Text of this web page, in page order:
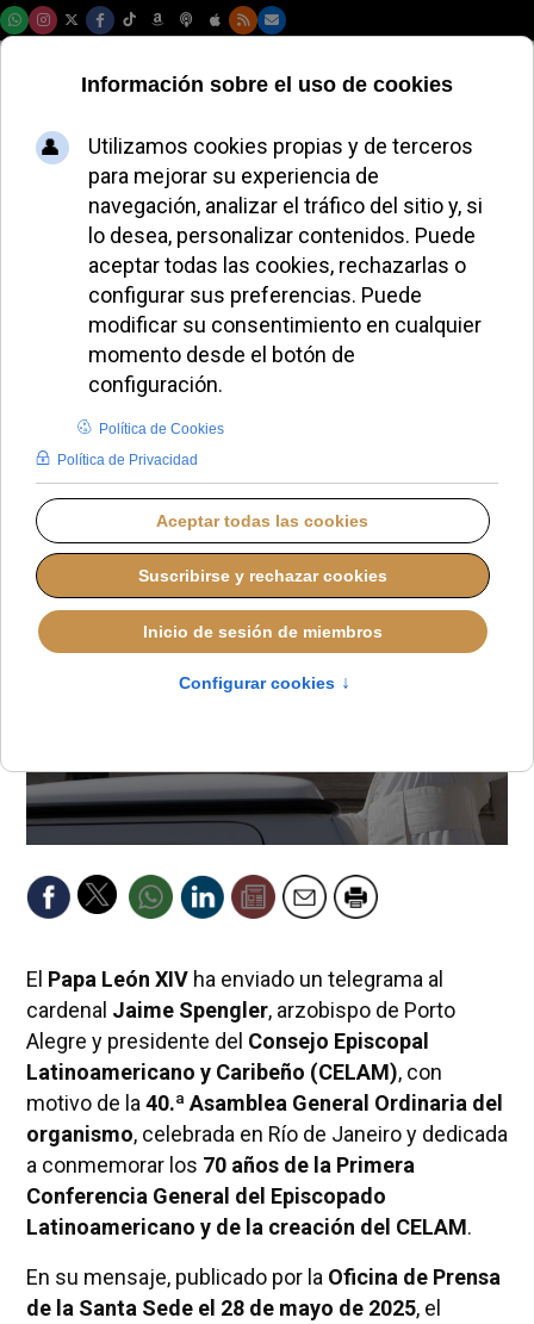
Prevost reafirma el
papel del CELAM
como signo de
colegialidad eclesial
ALMUDENA RODRIGO
PAPA LEÓN XIV
MIÉRCOLES, 28 MAYO 2025 17:00
El Papa León XIVha enviado un telegrama al
cardenal Jaime Spengler, arzobispo de Porto
Alegre y presidente del Consejo Episcopal
Latinoamericano y Caribeño (CELAM), con
motivo de la 40.ª Asamblea General Ordinaria del
organismo, celebrada en Río de Janeiro y dedicada
a conmemorar los 70 años de la Primera
Conferencia General del Episcopado
Latinoamericano y de la creación del CELAM.
En su mensaje, publicado por la Oficina de Prensa
de la Santa Sede el 28 de mayo de 2025, el